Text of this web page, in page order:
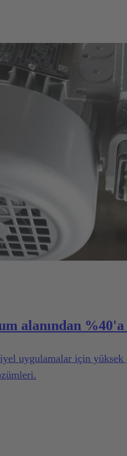
alanından
uygulamalar için